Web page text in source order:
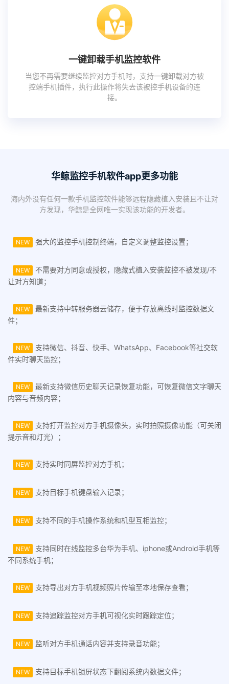
一键卸载手机监控软件
当您不再需要继续监控对方手机时，支持一键卸载对方被
控端手机插件，执行此操作将失去该被控手机设备的连
接。
华鲸监控手机软件app更多功能
海内外没有任何一款手机监控软件能够远程隐藏植入安装且不让对
方发现，华鲸是全网唯一实现该功能的开发者。
NEW 强大的监控手机控制终端，自定义调整监控设置；
NEW
不需要对方同意或授权，隐藏式植入安装监控不被发现/不
让对方知道；
NEW
最新支持中转服务器云储存，便于存放离线时监控数据文
件；
NEW
支持微信、抖音、快手、WhatsApp、Facebook等社交软
件实时聊天监控；
NEW
最新支持微信历史聊天记录恢复功能，可恢复微信文字聊天
内容与音频内容；
NEW
支持打开监控对方手机摄像头，实时拍照摄像功能（可关闭
提示音和灯光）；
NEW 支持实时同屏监控对方手机；
NEW 支持目标手机键盘输入记录；
NEW 支持不同的手机操作系统和机型互相监控；
NEW
支持同时在线监控多台华为手机、iphone或Android手机等
不同系统手机；
NEW 支持导出对方手机视频照片传输至本地保存查看；
NEW 支持追踪监控对方手机可视化实时跟踪定位；
NEW 监听对方手机通话内容并支持录音功能；
NEW 支持目标手机锁屏状态下翻阅系统内数据文件；